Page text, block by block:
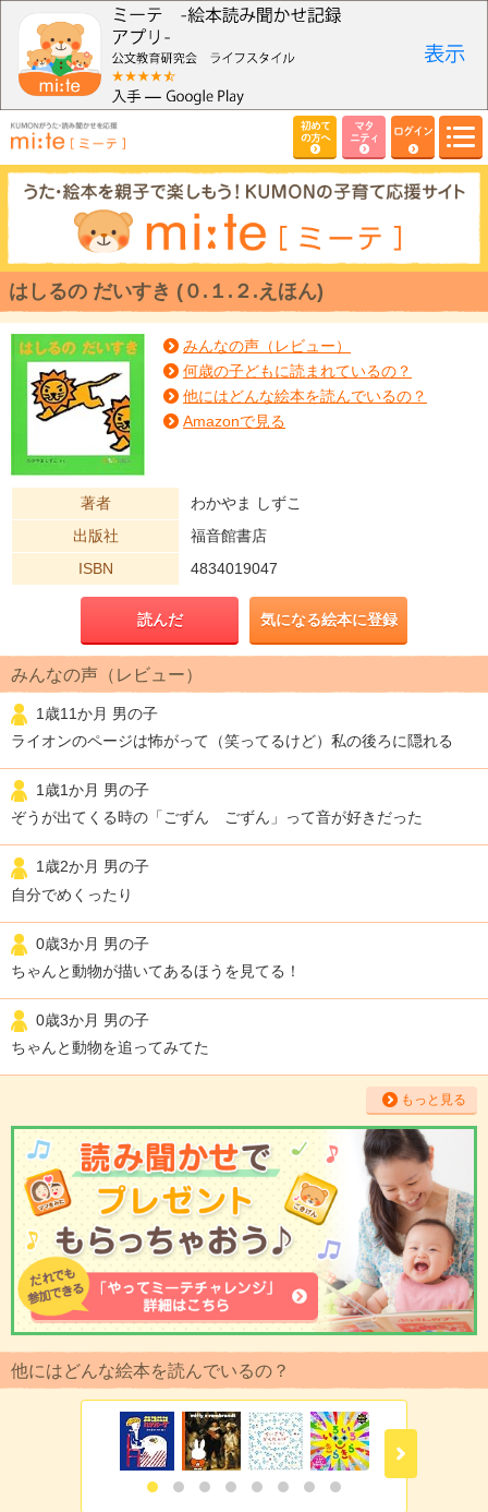
初めて
の方へ
マタ
ニティ
ログイン
はしるの だいすき (０.１.２.えほん)
みんなの声（レビュー）
何歳の子どもに読まれているの？
他にはどんな絵本を読んでいるの？
Amazonで見る
著者
わかやま しずこ
出版社
福音館書店
ISBN
4834019047
読んだ 気になる絵本に登録
みんなの声（レビュー）
1歳11か月 男の子
ライオンのページは怖がって（笑ってるけど）私の後ろに隠れる
1歳1か月 男の子
ぞうが出てくる時の「ごずん ごずん」って音が好きだった
1歳2か月 男の子
自分でめくったり
0歳3か月 男の子
ちゃんと動物が描いてあるほうを見てる！
0歳3か月 男の子
ちゃんと動物を追ってみてた
もっと見る
他にはどんな絵本を読んでいるの？